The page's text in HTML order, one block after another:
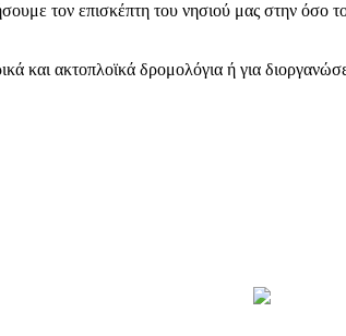
τον επισκέπτη του νησιού μας στην όσο
και ακτοπλοϊκά δρομολόγια ή για